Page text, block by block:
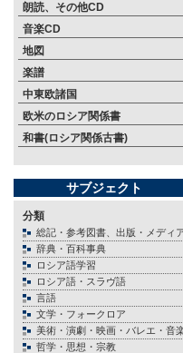
朗読、その他CD
音楽CD
地図
楽譜
中東欧諸国
欧米のロシア関係書
和書(ロシア関係古書)
サブジェクト
分類
総記・参考図書、出版・メディ
辞典・百科事典
ロシア語学習
ロシア語・スラヴ語
言語
文学・フォークロア
美術・演劇・映画・バレエ・音
哲学・思想・宗教